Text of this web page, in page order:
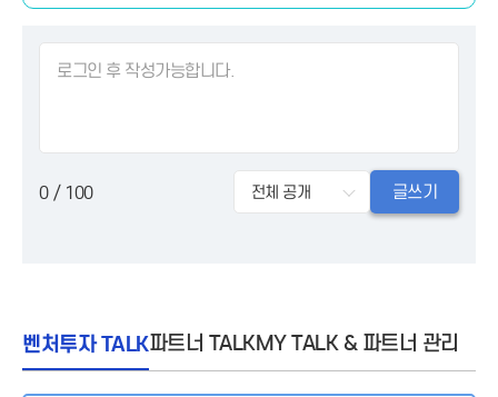
0 / 100 글쓰기
벤처투자 TALK파트너 TALKMY TALK & 파트너 관리